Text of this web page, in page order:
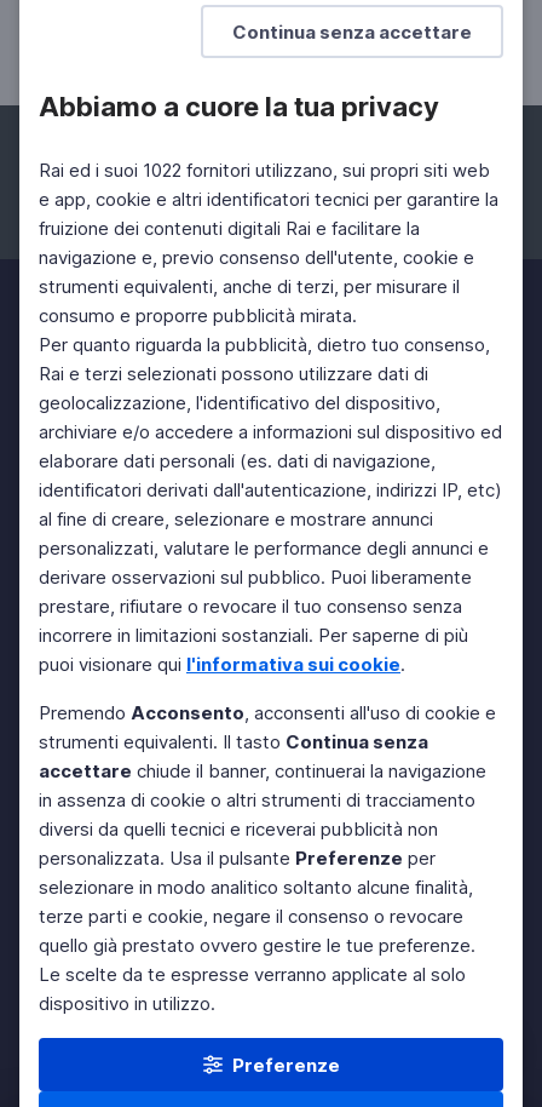
Continua senza accettare
Abbiamo a cuore la tua privacy
Rai ed i suoi 1022 fornitori utilizzano, sui propri siti web
e app, cookie e altri identificatori tecnici per garantire la
fruizione dei contenuti digitali Rai e facilitare la
navigazione e, previo consenso dell'utente, cookie e
strumenti equivalenti, anche di terzi, per misurare il
consumo e proporre pubblicità mirata.
Per quanto riguarda la pubblicità, dietro tuo consenso,
Rai e terzi selezionati possono utilizzare dati di
geolocalizzazione, l'identificativo del dispositivo,
archiviare e/o accedere a informazioni sul dispositivo ed
elaborare dati personali (es. dati di navigazione,
identificatori derivati dall'autenticazione, indirizzi IP, etc)
al fine di creare, selezionare e mostrare annunci
personalizzati, valutare le performance degli annunci e
derivare osservazioni sul pubblico. Puoi liberamente
prestare, rifiutare o revocare il tuo consenso senza
incorrere in limitazioni sostanziali. Per saperne di più
puoi visionare qui l'informativa sui cookie.
Premendo Acconsento, acconsenti all'uso di cookie e
strumenti equivalenti. Il tasto Continua senza
accettare chiude il banner, continuerai la navigazione
in assenza di cookie o altri strumenti di tracciamento
diversi da quelli tecnici e riceverai pubblicità non
personalizzata. Usa il pulsante Preferenze per
selezionare in modo analitico soltanto alcune finalità,
terze parti e cookie, negare il consenso o revocare
quello già prestato ovvero gestire le tue preferenze.
Le scelte da te espresse verranno applicate al solo
dispositivo in utilizzo.
Preferenze
Un convegno della Fondazione Biblioteca
Facebook Instagram Twitter